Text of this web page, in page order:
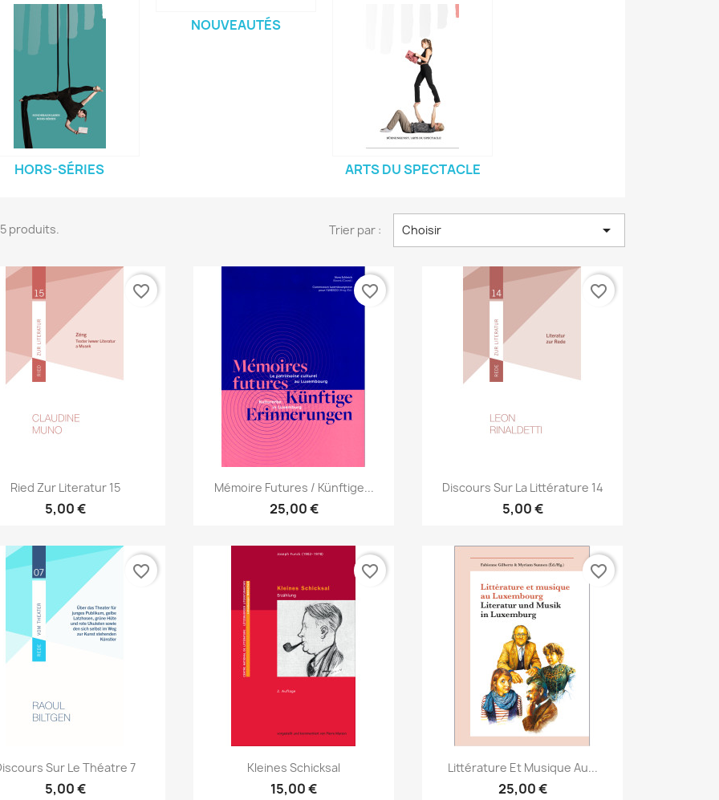
HORS-SÉRIES
NOUVEAUTÉS
ARTS DU SPECTACLE
produits. Trier par : Choisir 
Aperçu rapide
Ried Zur Literatur 15
5,00 €
favorite_border
Aperçu rapide
Mémoire Futures / Künftige...
25,00 €
favorite_border
Aperçu rapide
Discours Sur La Littérature 14
5,00 €
favorite_border
Aperçu rapide
Sur Le Théatre 7
5,00 €
favorite_border
Aperçu rapide
Kleines Schicksal
15,00 €
favorite_border
Aperçu rapide
Littérature Et Musique Au...
25,00 €
favorite_border